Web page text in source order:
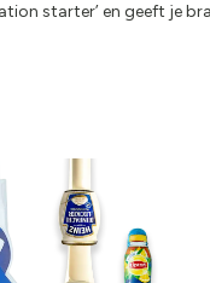
starter’ en geeft je